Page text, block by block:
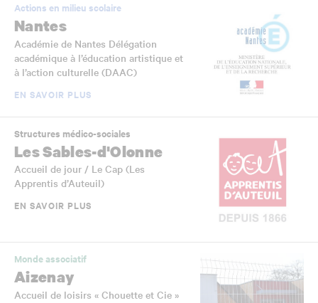
Actions en milieu scolaire
Nantes
Académie de Nantes Délégation
académique à l’éducation artistique et
à l’action culturelle (DAAC)
EN SAVOIR PLUS
Structures médico-sociales
Les Sables-d'Olonne
Accueil de jour / Le Cap (Les
Apprentis d’Auteuil)
EN SAVOIR PLUS
Monde associatif
Aizenay
Accueil de loisirs « Chouette et Cie »